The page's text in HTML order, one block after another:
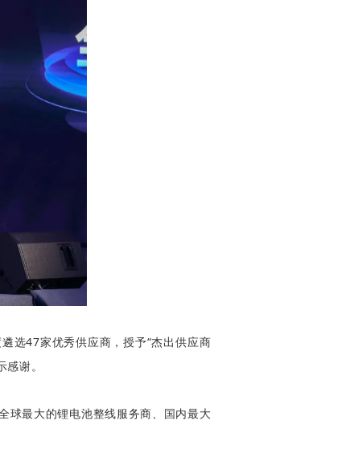
选47家优秀供应商，授予“杰出供应商
谢。
球最大的锂电池整线服务商、国内最大